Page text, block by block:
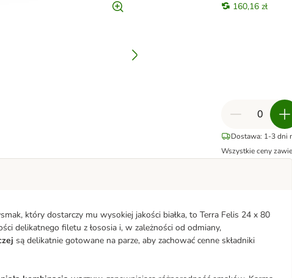
160,16 zł
Dostawa: 1-3 dni
Wszystkie ceny
który dostarczy mu wysokiej jakości białka, to Terra Felis 24 x 80
delikatnego filetu z łososia i, w zależności od odmiany,
są delikatnie gotowane na parze, aby zachować cenne składniki